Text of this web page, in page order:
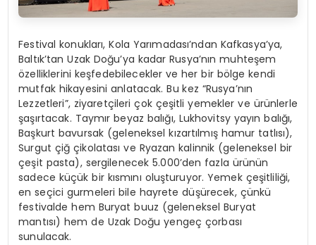
Festival konukları, Kola Yarımadası’ndan Kafkasya’ya,
Baltık’tan Uzak Doğu’ya kadar Rusya’nın muhteşem
özelliklerini keşfedebilecekler ve her bir bölge kendi
mutfak hikayesini anlatacak. Bu kez “Rusya’nın
Lezzetleri”, ziyaretçileri çok çeşitli yemekler ve ürünlerle
şaşırtacak. Taymır beyaz balığı, Lukhovitsy yayın balığı,
Başkurt bavursak (geleneksel kızartılmış hamur tatlısı),
Surgut çiğ çikolatası ve Ryazan kalinnik (geleneksel bir
çeşit pasta), sergilenecek 5.000’den fazla ürünün
sadece küçük bir kısmını oluşturuyor. Yemek çeşitliliği,
en seçici gurmeleri bile hayrete düşürecek, çünkü
festivalde hem Buryat buuz (geleneksel Buryat
mantısı) hem de Uzak Doğu yengeç çorbası
sunulacak.